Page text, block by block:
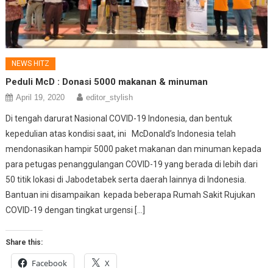
NEWS HITZ
Peduli McD : Donasi 5000 makanan & minuman
April 19, 2020 editor_stylish
Di tengah darurat Nasional COVID-19 Indonesia, dan bentuk
kepedulian atas kondisi saat, ini McDonald’s Indonesia telah
mendonasikan hampir 5000 paket makanan dan minuman kepada
para petugas penanggulangan COVID-19 yang berada di lebih dari
50 titik lokasi di Jabodetabek serta daerah lainnya di Indonesia.
Bantuan ini disampaikan kepada beberapa Rumah Sakit Rujukan
COVID-19 dengan tingkat urgensi […]
Share this:
Facebook X